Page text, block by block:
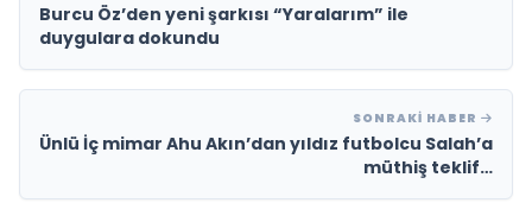
Burcu Öz’den yeni şarkısı “Yaralarım” ile
duygulara dokundu
SONRAKI HABER
Ünlü İç mimar Ahu Akın’dan yıldız futbolcu Salah’a
müthiş teklif…